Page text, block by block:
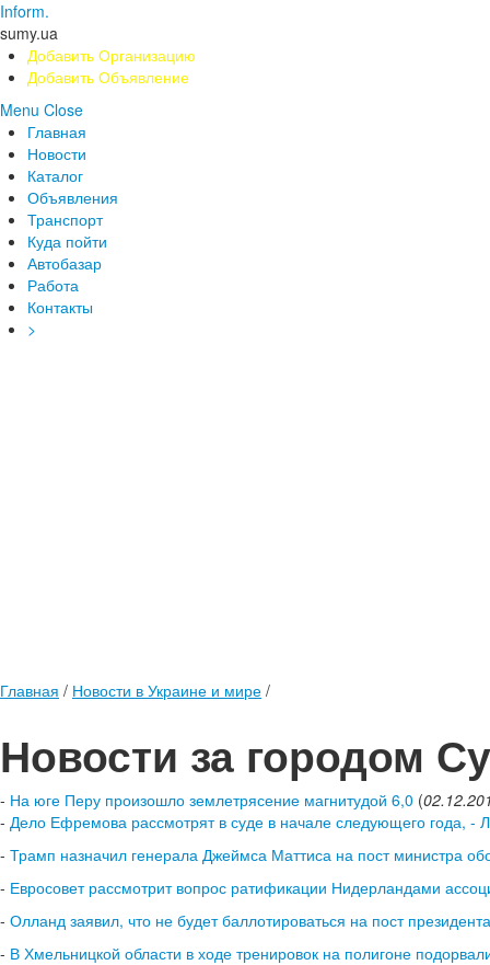
Inform.
sumy.ua
Добавить Организацию
Добавить Объявление
Menu Close
Главная
Новости
Каталог
Объявления
Транспорт
Куда пойти
Автобазар
Работа
Контакты
>
Главная / Новости в Украине и мире /
Новости за городом
- На юге Перу произошло землетрясение магнитудой 6,0 (
- Дело Ефремова рассмотрят в суде в начале следующего года, -
- Трамп назначил генерала Джеймса Маттиса на пост министра
- Евросовет рассмотрит вопрос ратификации Нидерландами
- Олланд заявил, что не будет баллотироваться на пост
- В Хмельницкой области в ходе тренировок на полигоне